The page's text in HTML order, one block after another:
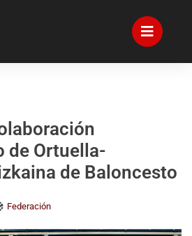
de Ortuella-
de Baloncesto
Federación